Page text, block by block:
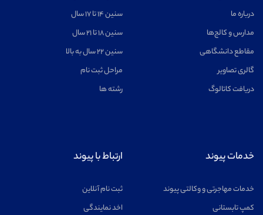
درباره ما
مدارس و کالج‌ها
مقاطع دانشگاهی
گالری تصاویر
دریافت کاتالوگ
سنین ۱۴ تا ۱۷ سال
سنین ۱۸ تا ۲۱ سال
سنین ۲۲ سال به بالا
مراحل ثبت نام
رشته ها
خدمات پیوند
خدمات مهاجرتی و وکالتی پیوند
کمپ تابستانی
ارتباط با پیوند
ثبت نام آنلاین
اخد نمایندگی